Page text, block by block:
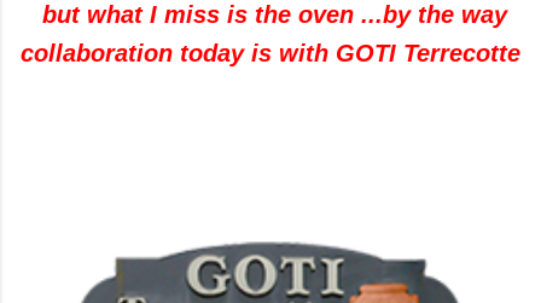
but what I miss is the oven ...by the way
collaboration today is with GOTI Terrecotte